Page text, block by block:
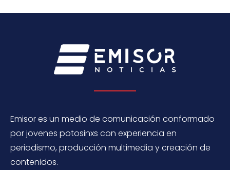
Emisor es un medio de comunicación conformado
por jovenes potosinxs con experiencia en
periodismo, producción multimedia y creación de
contenidos.